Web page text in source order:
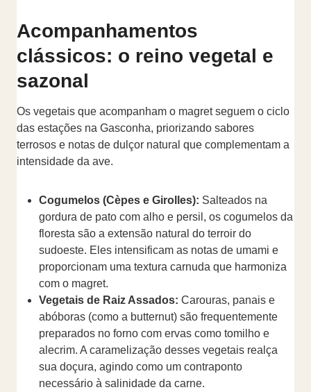
Acompanhamentos
clássicos: o reino vegetal e
sazonal
Os vegetais que acompanham o magret seguem o ciclo
das estações na Gasconha, priorizando sabores
terrosos e notas de dulçor natural que complementam a
intensidade da ave.
Cogumelos (Cèpes e Girolles): Salteados na
gordura de pato com alho e persil, os cogumelos da
floresta são a extensão natural do terroir do
sudoeste. Eles intensificam as notas de umami e
proporcionam uma textura carnuda que harmoniza
com o magret.
Vegetais de Raiz Assados: Carouras, panais e
abóboras (como a butternut) são frequentemente
preparados no forno com ervas como tomilho e
alecrim. A caramelização desses vegetais realça
sua doçura, agindo como um contraponto
necessário à salinidade da carne.